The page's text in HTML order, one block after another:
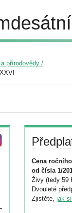
přírodovědy /
Cena
od čísla 1/
Živy (tedy 59
Dvouleté
Zjistěte, jak